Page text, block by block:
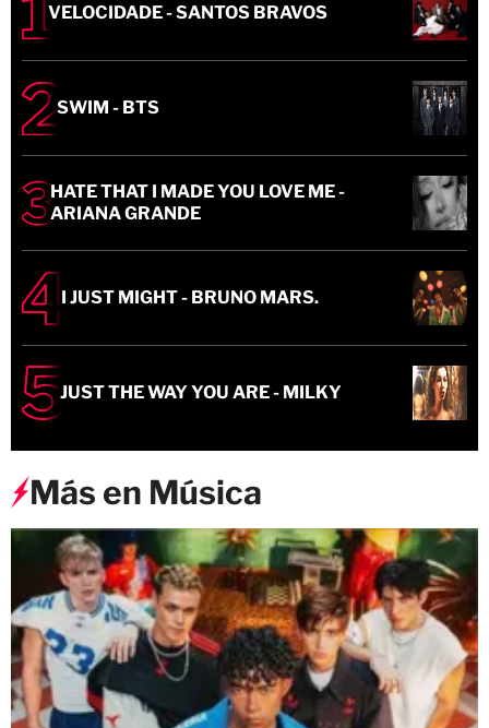
VELOCIDADE - SANTOS BRAVOS
SWIM - BTS
HATE THAT I MADE YOU LOVE ME -
ARIANA GRANDE
I JUST MIGHT - BRUNO MARS.
JUST THE WAY YOU ARE - MILKY
Más en Música